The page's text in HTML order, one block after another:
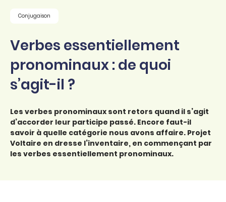
Conjugaison
Verbes essentiellement
pronominaux : de quoi
s’agit-il ?
Les verbes pronominaux sont retors quand il s’agit
d’accorder leur participe passé. Encore faut-il
savoir à quelle catégorie nous avons affaire. Projet
Voltaire en dresse l’inventaire, en commençant par
les verbes essentiellement pronominaux.